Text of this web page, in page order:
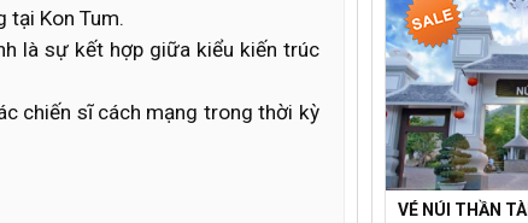
tại Kon Tum.
là sự kết hợp giữa kiểu kiến trúc
chiến sĩ cách mạng trong thời kỳ
VÉ NÚI THẦN TÀI